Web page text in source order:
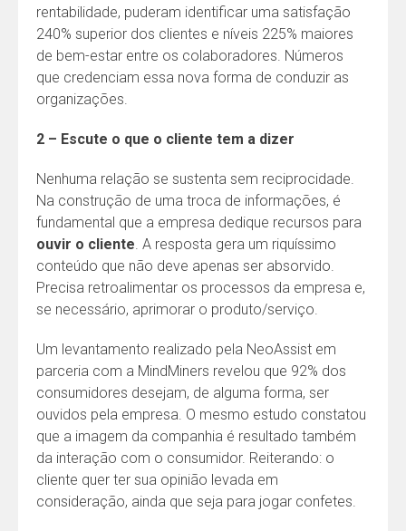
rentabilidade, puderam identificar uma satisfação
240% superior dos clientes e níveis 225% maiores
de bem-estar entre os colaboradores. Números
que credenciam essa nova forma de conduzir as
organizações.
2 – Escute o que o cliente tem a dizer
Nenhuma relação se sustenta sem reciprocidade.
Na construção de uma troca de informações, é
fundamental que a empresa dedique recursos para
ouvir o cliente . A resposta gera um riquíssimo
conteúdo que não deve apenas ser absorvido.
Precisa retroalimentar os processos da empresa e,
se necessário, aprimorar o produto/serviço.
Um levantamento realizado pela NeoAssist em
parceria com a MindMiners revelou que 92% dos
consumidores desejam, de alguma forma, ser
ouvidos pela empresa. O mesmo estudo constatou
que a imagem da companhia é resultado também
da interação com o consumidor. Reiterando: o
cliente quer ter sua opinião levada em
consideração, ainda que seja para jogar confetes.